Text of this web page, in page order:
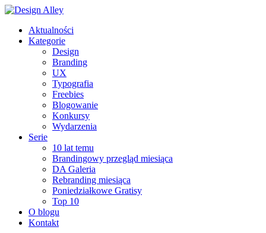
Aktualności
Kategorie
Design
Branding
UX
Typografia
Freebies
Blogowanie
Konkursy
Wydarzenia
Serie
10 lat temu
Brandingowy przegląd miesiąca
DA Galeria
Rebranding miesiąca
Poniedziałkowe Gratisy
Top 10
O blogu
Kontakt